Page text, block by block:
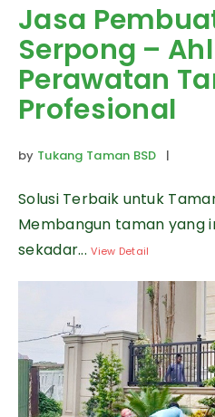
Jasa
Serpong –
Perawatan
Profesional
by Tukang Taman BSD |
Solusi Terbaik untuk
Membangun taman yang
sekadar...View Detail